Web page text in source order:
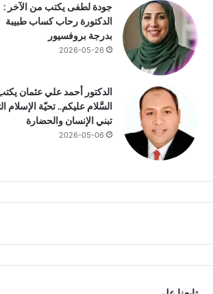
جودة لطفى يكتب من الآخر :
الدكتورة رحاب كساب طبيبة
بدرجة بروفسيور
2026-05-26
الدكتور أحمد علي عثمان
السَّلام عليكم.. تحيّة الإسلام
تبني الإنسان والحضارة
2026-05-06